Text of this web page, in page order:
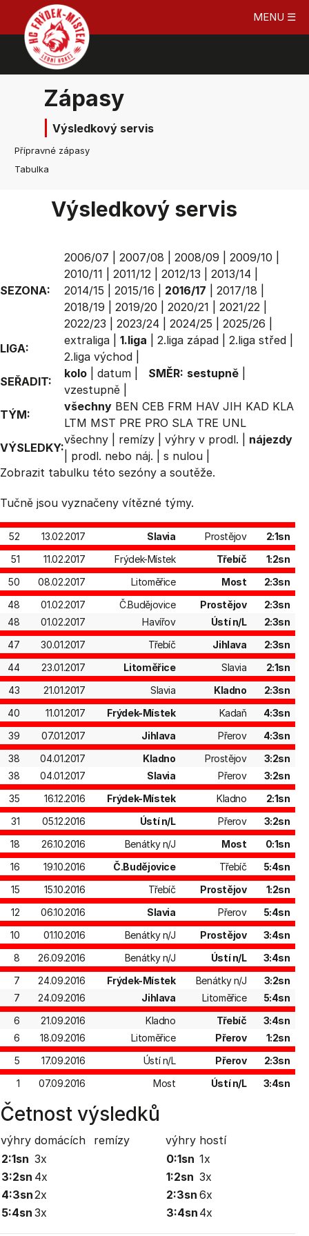
MENU ☰
Zápasy
Výsledkový servis
Přípravné zápasy
Tabulka
Výsledkový servis
SEZONA:
2006/07 2007/08 2008/09 2009/10
2010/11
2011/12 2012/13 2013/14
2014/15
2015/16 2016/17 2017/18
2018/19
2019/20 2020/21 2021/22
2022/23
2023/24 2024/25 2025/26
LIGA:
extraliga 1.liga 2.liga západ 2.liga střed
2.liga východ
SEŘADIT:
kolo datum SMĚR: sestupně
vzestupně
TÝM:
všechny BEN CEB FRM HAV JIH KAD KLA
LTM MST PRE PRO SLA TRE UNL
VÝSLEDKY:
všechny remízy výhry v prodl.
nájezdy
prodl. nebo náj. s nulou
Zobrazit tabulku této sezóny a soutěže.
Tučně jsou vyznačeny vítězné týmy.
52 13.02.2017 Slavia Prostějov
2:1sn
51
11.02.2017 Frýdek-Místek Třebíč
1:2sn
50
08.02.2017 Litoměřice Most
2:3sn
48
01.02.2017 Č.Budějovice Prostějov
2:3sn
48
01.02.2017 Havířov Ústí n/L
2:3sn
47
30.01.2017 Třebíč Jihlava
2:3sn
44
23.01.2017 Litoměřice Slavia
2:1sn
43
21.01.2017 Slavia Kladno
2:3sn
40
11.01.2017 Frýdek-Místek Kadaň
4:3sn
39
07.01.2017 Jihlava Přerov
4:3sn
38
04.01.2017 Kladno Prostějov
3:2sn
38
04.01.2017 Slavia Přerov
3:2sn
35
16.12.2016 Frýdek-Místek Kladno
2:1sn
31
05.12.2016 Ústí n/L Přerov
3:2sn
18
26.10.2016 Benátky n/J Most
0:1sn
16
19.10.2016 Č.Budějovice Třebíč
5:4sn
15
15.10.2016 Třebíč Prostějov
1:2sn
12
06.10.2016 Slavia Přerov
5:4sn
10
01.10.2016 Benátky n/J Prostějov
3:4sn
8
26.09.2016 Benátky n/J Ústí n/L
3:4sn
7
24.09.2016 Frýdek-Místek Benátky n/J
3:2sn
7
24.09.2016 Jihlava Litoměřice
5:4sn
6
21.09.2016 Kladno Třebíč
3:4sn
6
18.09.2016 Litoměřice Přerov
1:2sn
5
17.09.2016 Ústí n/L Přerov
2:3sn
1
07.09.2016 Most Ústí n/L 3:4sn
Četnost výsledků
výhry domácích remízy výhry hostí
2:1sn 3x
3:2sn 4x
4:3sn2x
5:4sn 3x
0:1sn 1x
1:2sn 3x
2:3sn 6x
3:4sn 4x